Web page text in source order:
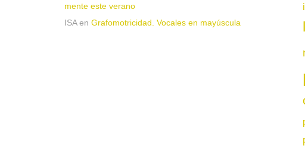
mente este verano
ISAen Grafomotricidad. Vocales en mayúscula